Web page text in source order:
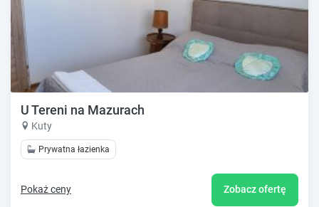
U Tereni na Mazurach
Kuty
Prywatna łazienka
Pokaż ceny Zobacz ofertę